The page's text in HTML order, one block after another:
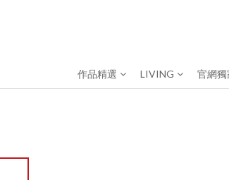
作品精選 LIVING 官網